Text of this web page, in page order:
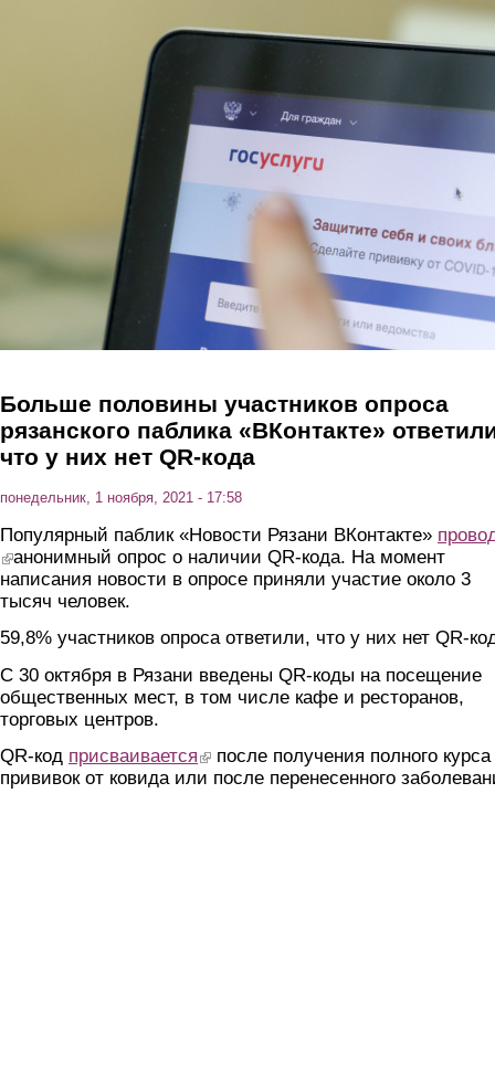
Больше половины участников опроса
рязанского паблика «ВКонтакте»
что у них нет QR-кода
понедельник, 1 ноября, 2021 - 17:58
Популярный паблик «Новости Рязани ВКонтакте»
(link is external)
анонимный опрос о наличии QR-кода. На момент
написания новости в опросе приняли участие около 3
тысяч человек.
59,8% участников опроса ответили, что у них нет QR-
С 30 октября в Рязани введены QR-коды на посещение
общественных мест, в том числе кафе и ресторанов,
торговых центров.
QR-код присваивается (link is external)
после получения полного курса
прививок от ковида или после перенесенного